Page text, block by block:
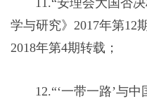
学与研究》2017年第12
2018年第4期转载；
12.“‘一带一路’与